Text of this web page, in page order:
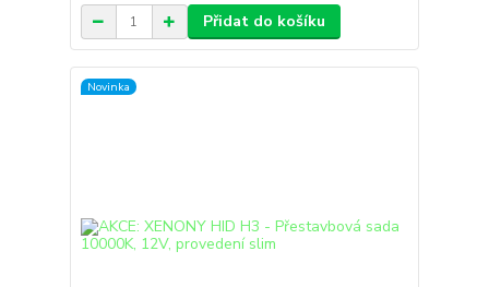
Přidat do košíku
Novinka